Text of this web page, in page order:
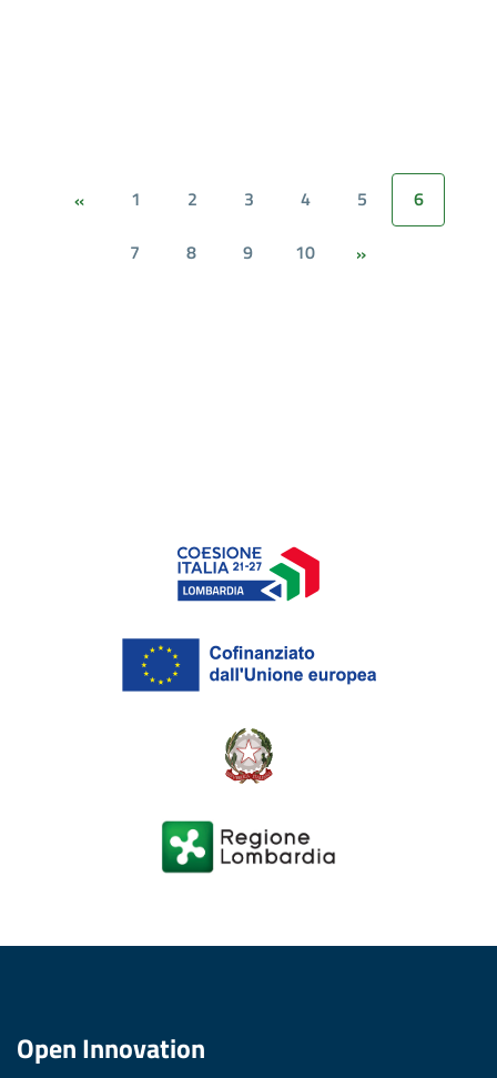
« 1 2 3 4 5
6
7
8 9 10 »
Open Innovation